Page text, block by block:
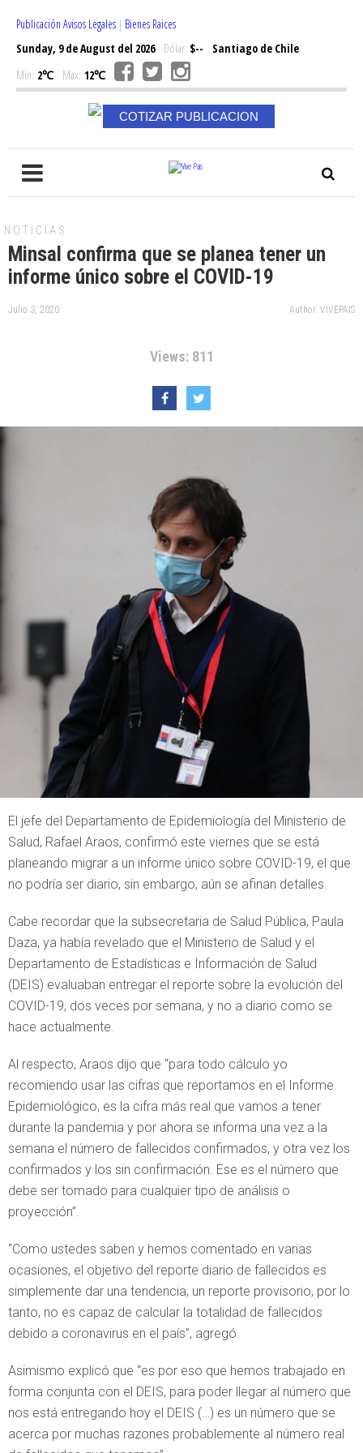
Publicación Avisos Legales | Bienes Raices
Sunday, 9 de August del 2026Dólar: $--
Santiago de Chile
Min: 2℃ Max: 12℃
COTIZAR PUBLICACION
NOTICIAS
Minsal confirma que se planea tener un
informe único sobre el COVID-19
Julio 3, 2020 Author: VIVEPAIS
Views: 811
El jefe del Departamento de Epidemiología del Ministerio de
Salud, Rafael Araos, confirmó este viernes que se está
planeando migrar a un informe único sobre COVID-19, el que
no podría ser diario, sin embargo, aún se afinan detalles.
Cabe recordar que la subsecretaria de Salud Pública, Paula
Daza, ya había revelado que el Ministerio de Salud y el
Departamento de Estadísticas e Información de Salud
(DEIS) evaluaban entregar el reporte sobre la evolución del
COVID-19, dos veces por semana, y no a diario como se
hace actualmente.
Al respecto, Araos dijo que “para todo cálculo yo
recomiendo usar las cifras que reportamos en el Informe
Epidemiológico, es la cifra más real que vamos a tener
durante la pandemia y por ahora se informa una vez a la
semana el número de fallecidos confirmados, y otra vez los
confirmados y los sin confirmación. Ese es el número que
debe ser tomado para cualquier tipo de análisis o
proyección”.
“Como ustedes saben y hemos comentado en varias
ocasiones, el objetivo del reporte diario de fallecidos es
simplemente dar una tendencia, un reporte provisorio, por lo
tanto, no es capaz de calcular la totalidad de fallecidos
debido a coronavirus en el país”, agregó.
Asimismo explicó que “es por eso que hemos trabajado en
forma conjunta con el DEIS, para poder llegar al número que
nos está entregando hoy el DEIS (…) es un número que se
acerca por muchas razones probablemente al número real